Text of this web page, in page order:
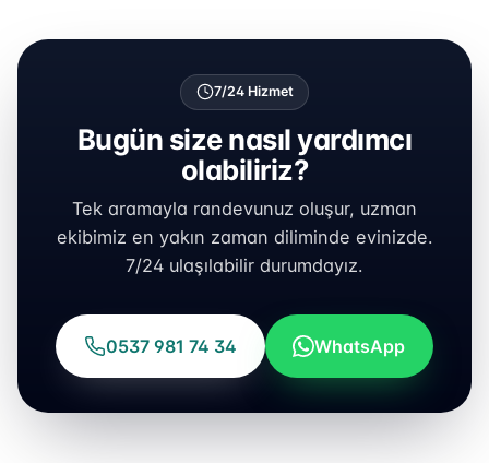
7/24 Hizmet
Bugün size nasıl yardımcı
olabiliriz?
Tek aramayla randevunuz oluşur, uzman
ekibimiz en yakın zaman diliminde evinizde.
7/24 ulaşılabilir durumdayız.
0537 981 74 34 WhatsApp